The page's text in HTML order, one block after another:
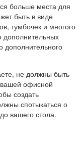
больше места для
быть в виде
тумбочек и многого
дополнительных
дополнительного
не должны быть
вашей офисной
создать
спотыкаться о
вашего стола.